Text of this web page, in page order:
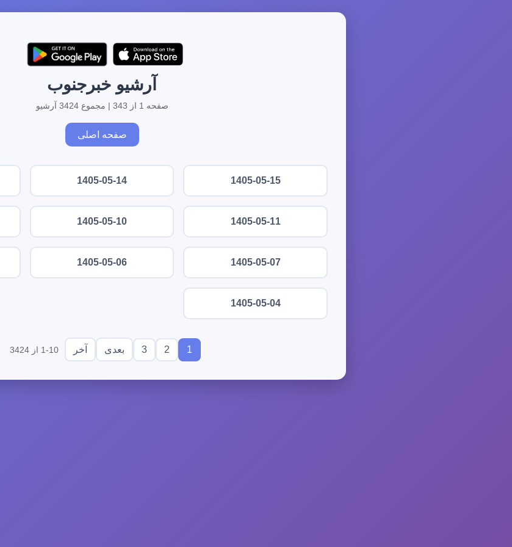
آرشیو خبرجنوب
صفحه 1 از 343 | مجموع 3424 آرشیو
صفحه اصلی
1405-05-15
1405-05-14
1405-05-11
1405-05-10
1405-05-07
1405-05-06
1405-05-04
1
2
3 بعدی آخر 1-10 از 3424